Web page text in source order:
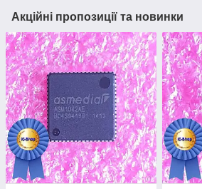
Акційні пропозиції та новинки